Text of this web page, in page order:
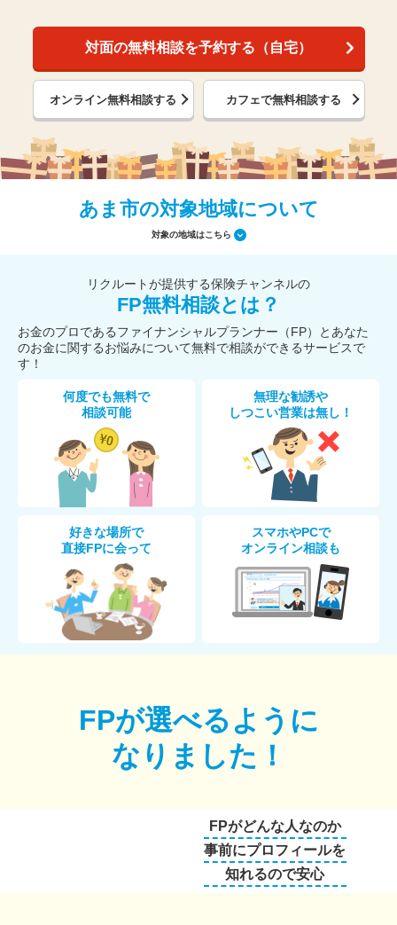
対面の無料相談を予約する（自宅）
オンライン無料相談する カフェで無料相談する
あま市の対象地域について
対象の地域はこちら
リクルートが提供する保険チャンネルの
FP無料相談とは？
お金のプロであるファイナンシャルプランナー（FP）とあなた
のお金に関するお悩みについて無料で相談ができるサービスで
す！
何度でも無料で
相談可能
無理な勧誘や
しつこい営業は無し！
好きな場所で
直接FPに会って
スマホやPCで
オンライン相談も
FPが選べるように
なりました！
FPがどんな人なのか
事前にプロフィールを
知れるので安心